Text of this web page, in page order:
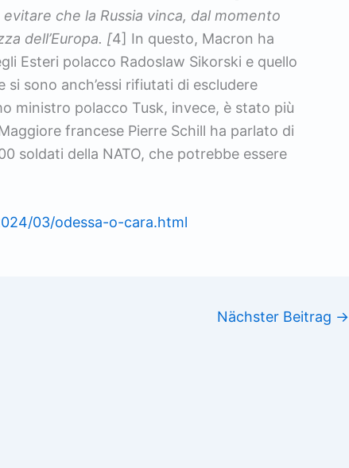
che la Russia vinca, dal momento
dell’Europa. [4] In questo, Macron ha
Esteri polacco Radoslaw Sikorski e quello
sono anch’essi rifiutati di escludere
ministro polacco Tusk, invece, è stato più
francese Pierre Schill ha parlato di
soldati della NATO, che potrebbe essere
03/odessa-o-cara.html
Nächster Beitrag →